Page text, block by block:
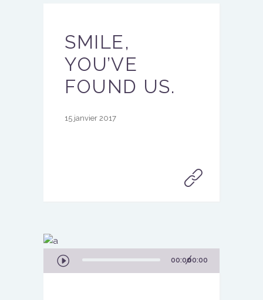
SMILE,
YOU’VE
FOUND US.
15 janvier 2017
Lecteur
audio
00:0000:00